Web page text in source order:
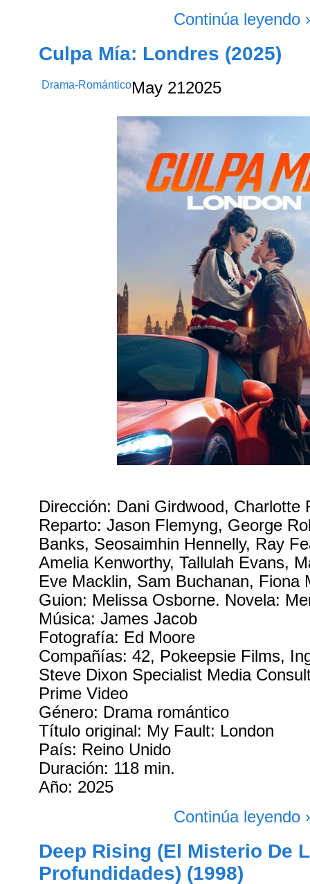
Continúa leyendo
Culpa Mía: Londres (2025)
Drama-RománticoMay 212025
Dirección: Dani Girdwood, Charlotte
Reparto: Jason Flemyng, George
Banks, Seosaimhin Hennelly, Ray
Amelia Kenworthy, Tallulah Evans,
Eve Macklin, Sam Buchanan, Fiona
Guion: Melissa Osborne. Novela:
Música: James Jacob
Fotografía: Ed Moore
Compañías: 42, Pokeepsie Films,
Steve Dixon Specialist Media
Prime Video
Género: Drama romántico
Título original: My Fault: London
País: Reino Unido
Duración: 118 min.
Año: 2025
Continúa leyendo
Deep Rising (El Misterio De
Profundidades) (1998)